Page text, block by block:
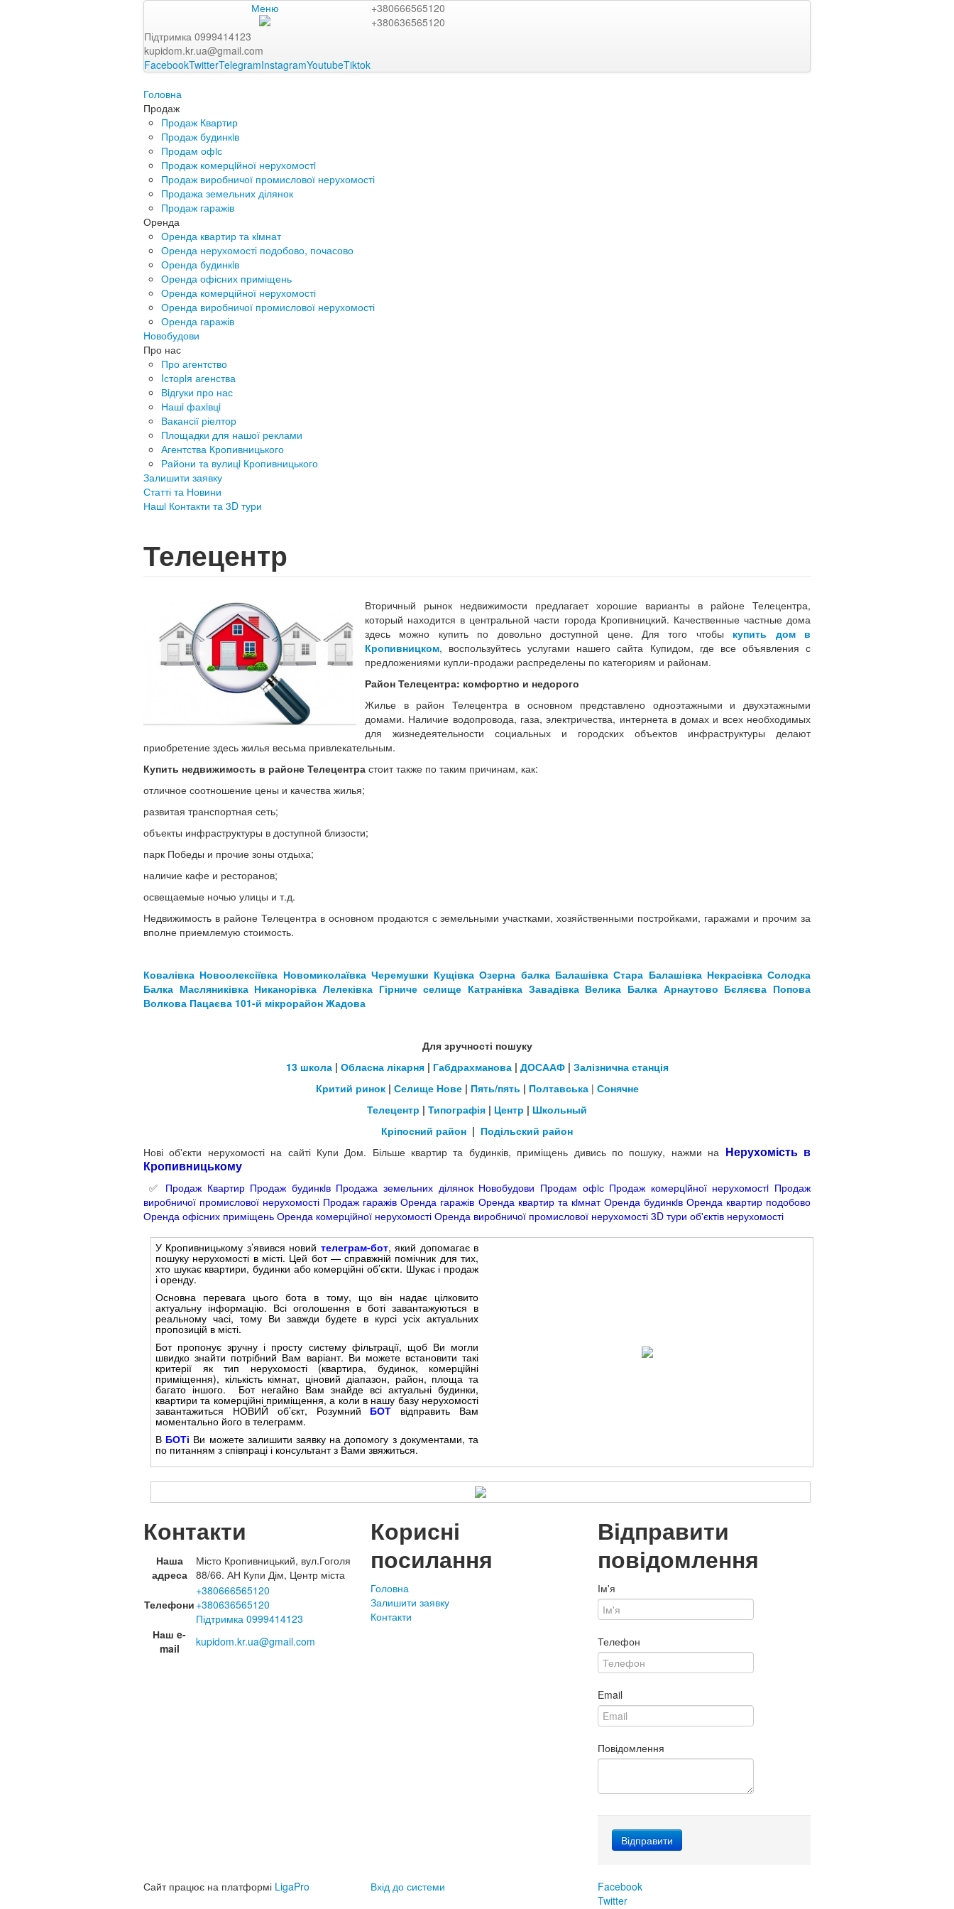
Меню
+380666565120
+380636565120
Підтримка 0999414123
kupidom.kr.ua@gmail.com
FacebookTwitterTelegramInstagramYoutubeTiktok
Головна
Продаж
Продаж Квартир
Продаж будинкiв
Продам офiс
Продаж комерцiйної нерухомостi
Продаж виробничої промислової нерухомості
Продажа земельних ділянок
Продаж гаражів
Оренда
Оренда квартир та кiмнат
Оренда нерухомості подобово, почасово
Оренда будинкiв
Оренда офісних приміщень
Оренда комерційної нерухомості
Оренда виробничої промислової нерухомості
Оренда гаражів
Новобудови
Про нас
Про агентство
Iсторiя агенства
Вiдгуки про нас
Нашi фахiвцi
Вакансії ріелтор
Площадки для нашої реклами
Агентства Кропивницького
Райони та вулицi Кропивницького
Залишити заявку
Статті та Новини
Нашi Контакти та 3D тури
Телецентр
Вторичный рынок недвижимости предлагает хорошие варианты в районе Телецентра,
который находится в центральной части города Кропивницкий. Качественные частные дома
здесь можно купить по довольно доступной цене. Для того чтобы купить дом в
Кропивницком, воспользуйтесь услугами нашего сайта Купидом, где все объявления с
предложениями купли-продажи распределены по категориям и районам.
Район Телецентра: комфортно и недорого
Жилье в район Телецентра в основном представлено одноэтажными и двухэтажными
домами. Наличие водопровода, газа, электричества, интернета в домах и всех необходимых
для жизнедеятельности социальных и городских объектов инфраструктуры делают
приобретение здесь жилья весьма привлекательным.
Купить недвижимость в районе Телецентра стоит также по таким причинам, как:
отличное соотношение цены и качества жилья;
развитая транспортная сеть;
объекты инфраструктуры в доступной близости;
парк Победы и прочие зоны отдыха;
наличие кафе и ресторанов;
освещаемые ночью улицы и т.д.
Недвижимость в районе Телецентра в основном продаются с земельными участками, хозяйственными постройками, гаражами и прочим за
вполне приемлемую стоимость.
Ковалівка Новоолексіївка Новомиколаївка Черемушки Кущівка Озерна балка Балашівка Стара Балашівка Некрасівка Солодка
Балка Масляниківка Никанорівка Лелеківка Гірниче селище Катранівка Завадівка Велика Балка Арнаутово Бєляєва Попова
Волкова Пацаєва 101-й мікрорайон Жадова
Для зручності пошуку
13 школа| Обласна лікарня| Габдрахманова| ДОСААФ| Залізнична станція
Критий ринок| Селище Нове| Пять/пять | Полтавська| Сонячне
Телецентр | Типографія | Центр | Школьный
Кріпосний район | Подільский район
Нові об'єкти нерухомості на сайті Купи Дом. Більше квартир та будинків, приміщень дивись по пошуку, нажми на Нерухомість в
Кропивницькому
✅ Продаж Квартир Продаж будинкiв Продажа земельних ділянок Новобудови Продам офiс Продаж комерцiйної нерухомостi Продаж
виробничої промислової нерухомості Продаж гаражів Оренда гаражів Оренда квартир та кiмнат Оренда будинкiв Оренда квартир подобово
Оренда офісних приміщень Оренда комерційної нерухомості Оренда виробничої промислової нерухомості 3D тури об'єктів нерухомості
У Кропивницькому з’явився новий телеграм-бот, який допомагає в
пошуку нерухомості в місті. Цей бот — справжній помічник для тих,
хто шукає квартири, будинки або комерційні об’єкти. Шукає і продаж
і оренду.
Основна перевага цього бота в тому, що він надає цілковито
актуальну інформацію. Всі оголошення в боті завантажуються в
реальному часі, тому Ви завжди будете в курсі усіх актуальних
пропозицій в місті.
Бот пропонує зручну і просту систему фільтрації, щоб Ви могли
швидко знайти потрібний Вам варіант. Ви можете встановити такі
критерії як тип нерухомості (квартира, будинок, комерційні
приміщення), кількість кімнат, ціновий діапазон, район, площа та
багато іншого. Бот негайно Вам знайде всі актуальні будинки,
квартири та комерційні приміщення, а коли в нашу базу нерухомості
завантажиться НОВИЙ об’єкт, Розумний БОТвідправить Вам
моментально його в телеграмм.
В БОТі Ви можете залишити заявку на допомогу з документами, та
по питанням з співпраці і консультант з Вами звяжиться.
Контакти
Наша
адреса
Місто Кропивницький, вул.Гоголя
88/66. АН Купи Дім, Центр міста
Телефони
+380666565120
+380636565120
Підтримка 0999414123
Наш e-
mail
kupidom.kr.ua@gmail.com
Корисні
посилання
Головна
Залишити заявку
Контакти
Відправити
повідомлення
Ім'я
Телефон
Email
Повідомлення
Сайт працює на платформі LigaPro Вхід до системи
Facebook
Twitter